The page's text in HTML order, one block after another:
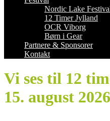
Nordic Lake
12 Timer Jylland
OCR Viborg
Børn i Gear
Partnere & Sponsorer
Kontakt
Vi ses til 12
15. august